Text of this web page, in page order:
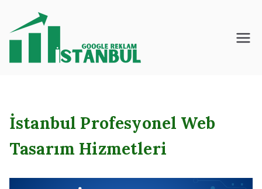
İstanbul – Google
İstanbul Profesyonel Web
Tasarım Hizmetleri